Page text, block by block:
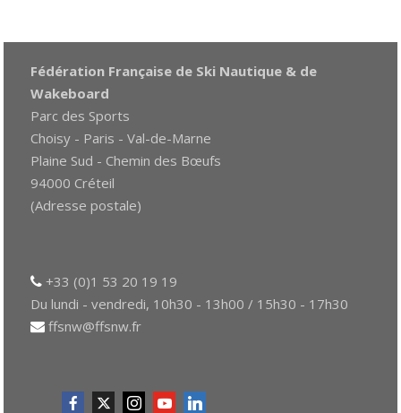
Fédération Française de Ski Nautique & de
Wakeboard
Parc des Sports
Choisy - Paris - Val-de-Marne
Plaine Sud - Chemin des Bœufs
94000 Créteil
(Adresse postale)
+33 (0)1 53 20 19 19
Du lundi - vendredi, 10h30 - 13h00 / 15h30 - 17h30
ffsnw@ffsnw.fr